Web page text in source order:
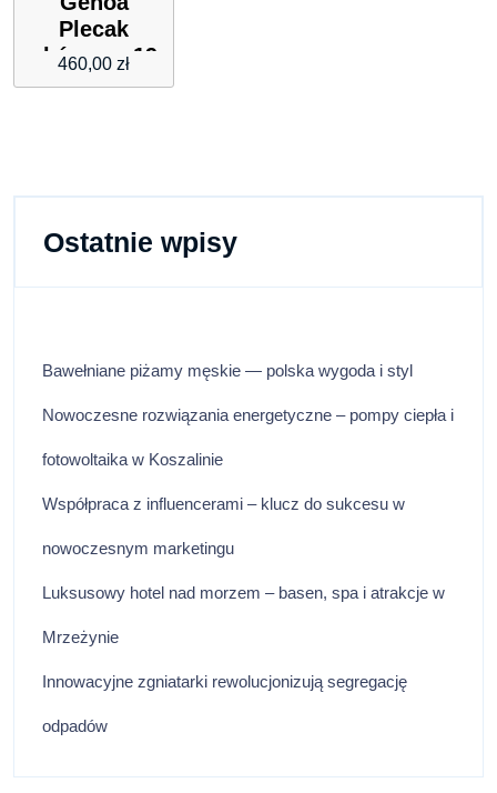
Plecak
skórzany 19
cm black
460,00 zł
Ostatnie wpisy
Bawełniane piżamy męskie — polska wygoda i styl
Nowoczesne rozwiązania energetyczne – pompy ciepła i
fotowoltaika w Koszalinie
Współpraca z influencerami – klucz do sukcesu w
nowoczesnym marketingu
Luksusowy hotel nad morzem – basen, spa i atrakcje w
Mrzeżynie
Innowacyjne zgniatarki rewolucjonizują segregację
odpadów